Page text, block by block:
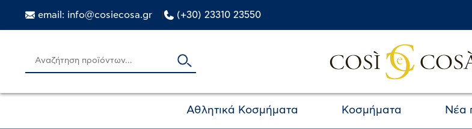
email: info@cosiecosa.gr (+30) 23310 23550
Αθλητικά Κοσμήματα Κοσμήματα Νέα